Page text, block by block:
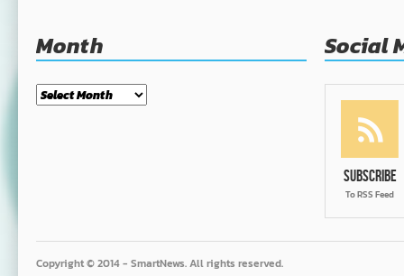
Month
Month
Social
Subscribe
To RSS Feed
Copyright © 2014 - SmartNews. All rights reserved.